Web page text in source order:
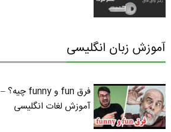
آموزش زبان انگلیسی
فرق fun و funny چیه؟ –
آموزش لغات انگلیسی